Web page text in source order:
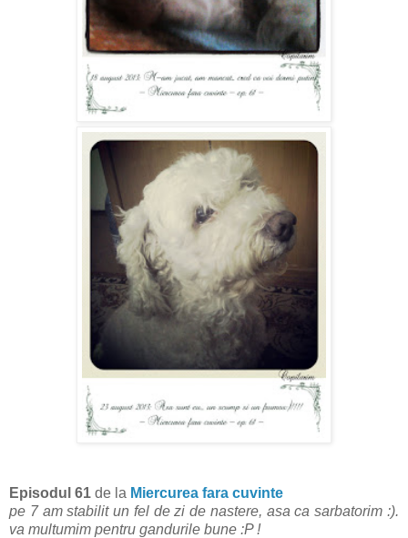
Episodul 61 de la Miercurea fara cuvinte
pe 7 am stabilit un fel de zi de nastere, asa ca sarbatorim :).
va multumim pentru gandurile bune :P !